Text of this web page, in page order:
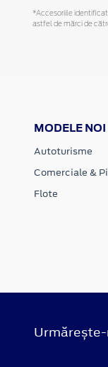
*Accesoriile
astfel de mărci de
MODELE NOI
Autoturisme
Comerciale &
Flote